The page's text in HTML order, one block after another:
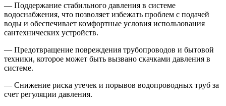
— Поддержание стабильного давления в системе
водоснабжения, что позволяет избежать проблем с подачей
воды и обеспечивает комфортные условия использования
сантехнических устройств.
— Предотвращение повреждения трубопроводов и бытовой
техники, которое может быть вызвано скачками давления в
системе.
— Снижение риска утечек и порывов водопроводных труб за
счет регуляции давления.